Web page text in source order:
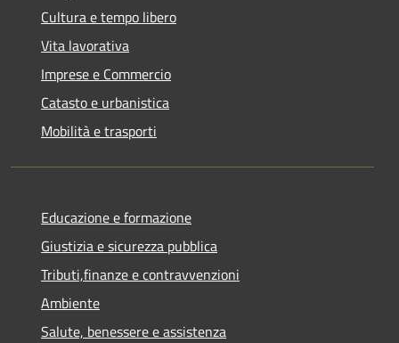
Cultura e tempo libero
Vita lavorativa
Imprese e Commercio
Catasto e urbanistica
Mobilità e trasporti
Educazione e formazione
Giustizia e sicurezza pubblica
Tributi,finanze e contravvenzioni
Ambiente
Salute, benessere e assistenza